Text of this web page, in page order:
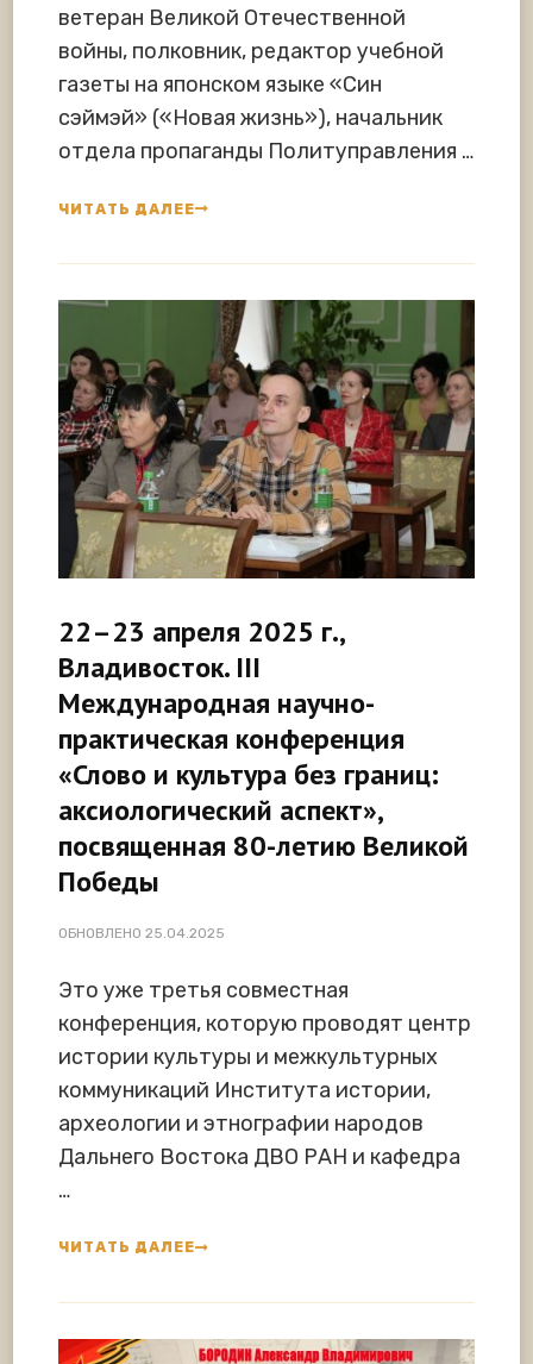
ветеран Великой Отечественной
войны, полковник, редактор учебной
газеты на японском языке «Син
сэймэй» («Новая жизнь»), начальник
отдела пропаганды Политуправления …
ЧИТАТЬ ДАЛЕЕ
22–23 апреля 2025 г.,
Владивосток. III
Международная научно-
практическая конференция
«Слово и культура без границ:
аксиологический аспект»,
посвященная 80-летию Великой
Победы
ОБНОВЛЕНО 25.04.2025
Это уже третья совместная
конференция, которую проводят центр
истории культуры и межкультурных
коммуникаций Института истории,
археологии и этнографии народов
Дальнего Востока ДВО РАН и кафедра
…
ЧИТАТЬ ДАЛЕЕ